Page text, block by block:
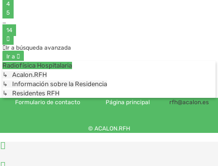
4
5
…
14
Siguiente
Ir a búsqueda avanzada
Ir a
Radiofísica Hospitalaria
↳ Acalon.RFH
↳ Información sobre la Residencia
↳ Residentes RFH
Formulario de contacto Página principal rfh@acalon.es
© ACALON.RFH